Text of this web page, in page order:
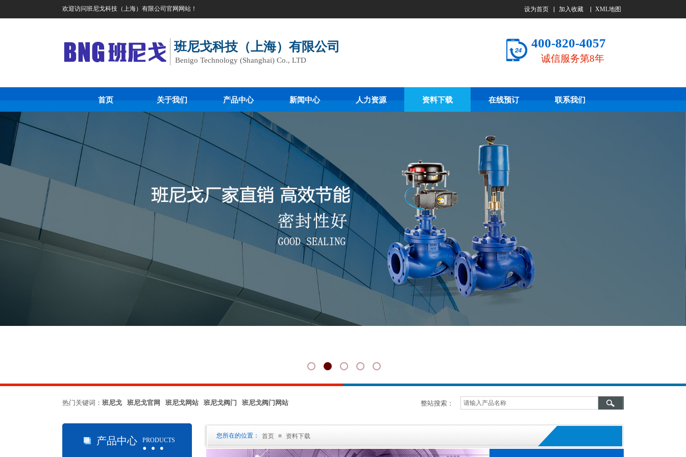
欢迎访问班尼戈科技（上海）有限公司官网网站！ 设为首页 加入收藏 XML地图
400-820-4057
班尼戈科技（上海）有限公司
诚信服务第8年
Benigo Technology (Shanghai) Co., LTD
首页 关于我们 产品中心 新闻中心 人力资源 资料下载 在线预订 联系我们
热门关键词： 班尼戈 班尼戈官网 班尼戈网站 班尼戈阀门 班尼戈阀门网站 整站搜索：
… 您所在的位置： 首页 ≡ 资料下载
产品中心 PRODUCTS